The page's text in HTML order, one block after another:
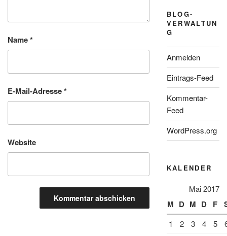
Name*
E-Mail-Adresse*
Website
BLOG-
VERWALTUN
G
Anmelden
Eintrags-Feed
Kommentar-
Feed
WordPress.org
KALENDER
Mai 2017
M D M D F
1 2 3 4 5